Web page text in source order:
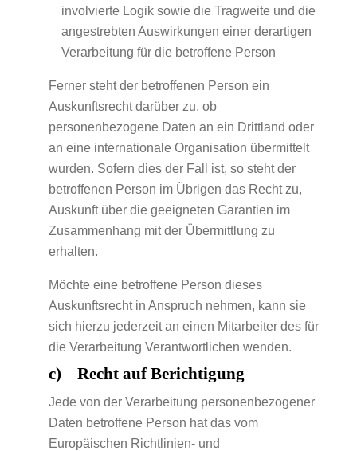
involvierte Logik sowie die Tragweite und die
angestrebten Auswirkungen einer derartigen
Verarbeitung für die betroffene Person
Ferner steht der betroffenen Person ein
Auskunftsrecht darüber zu, ob
personenbezogene Daten an ein Drittland oder
an eine internationale Organisation übermittelt
wurden. Sofern dies der Fall ist, so steht der
betroffenen Person im Übrigen das Recht zu,
Auskunft über die geeigneten Garantien im
Zusammenhang mit der Übermittlung zu
erhalten.
Möchte eine betroffene Person dieses
Auskunftsrecht in Anspruch nehmen, kann sie
sich hierzu jederzeit an einen Mitarbeiter des für
die Verarbeitung Verantwortlichen wenden.
c) Recht auf Berichtigung
Jede von der Verarbeitung personenbezogener
Daten betroffene Person hat das vom
Europäischen Richtlinien- und